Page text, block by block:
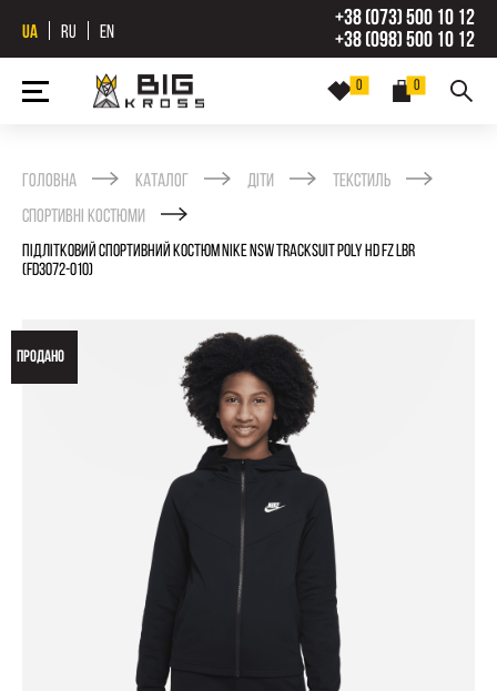
UA RU EN
+38 (073) 500 10 12
+38 (098) 500 10 12
0
0
Головна Каталог Діти
Текстиль
Спортивні костюми
ПІДЛІТКОВИЙ СПОРТИВНИЙ КОСТЮМ NIKE NSW TRACKSUIT POLY HD FZ LBR
(FD3072-010)
ПРОДАНО